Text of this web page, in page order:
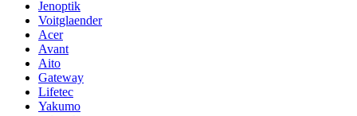
Jenoptik
Voitglaender
Acer
Avant
Aito
Gateway
Lifetec
Yakumo